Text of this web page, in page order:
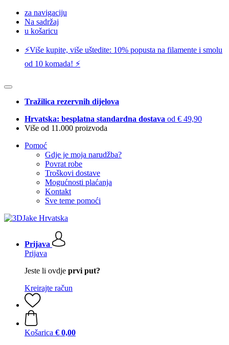
za navigaciju
Na sadržaj
u košaricu
⚡️Više kupite, više uštedite: 10% popusta na filamente i smolu
od 10 komada! ⚡️
Tražilica rezervnih dijelova
Hrvatska: besplatna standardna dostava od € 49,90
Više od 11.000 proizvoda
Pomoć
Gdje je moja narudžba?
Povrat robe
Troškovi dostave
Mogućnosti plaćanja
Kontakt
Sve teme pomoći
Prijava
Prijava
Jeste li ovdje prvi put?
Kreirajte račun
Košarica € 0,00